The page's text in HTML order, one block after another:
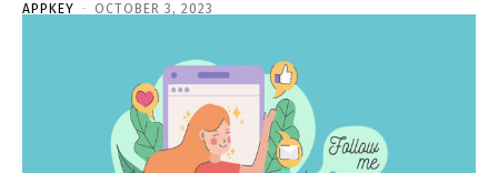
APPKEY - OCTOBER 3, 2023